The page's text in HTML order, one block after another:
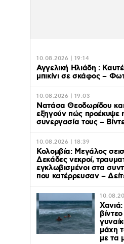
10.08.2026 | 19:14
Αγγελική Ηλιάδη :
μπικίνι σε σκάφος –
10.08.2026 | 19:03
Νατάσα Θεοδωρίδου
εξηγούν πώς προέκυψε
συνεργασία τους –
10.08.2026 | 18:39
Κολομβία: Μεγάλος
Δεκάδες νεκροί,
εγκλωβισμένοι στα
που κατέρρευσαν –
Χανιά:
μάχη
με τα